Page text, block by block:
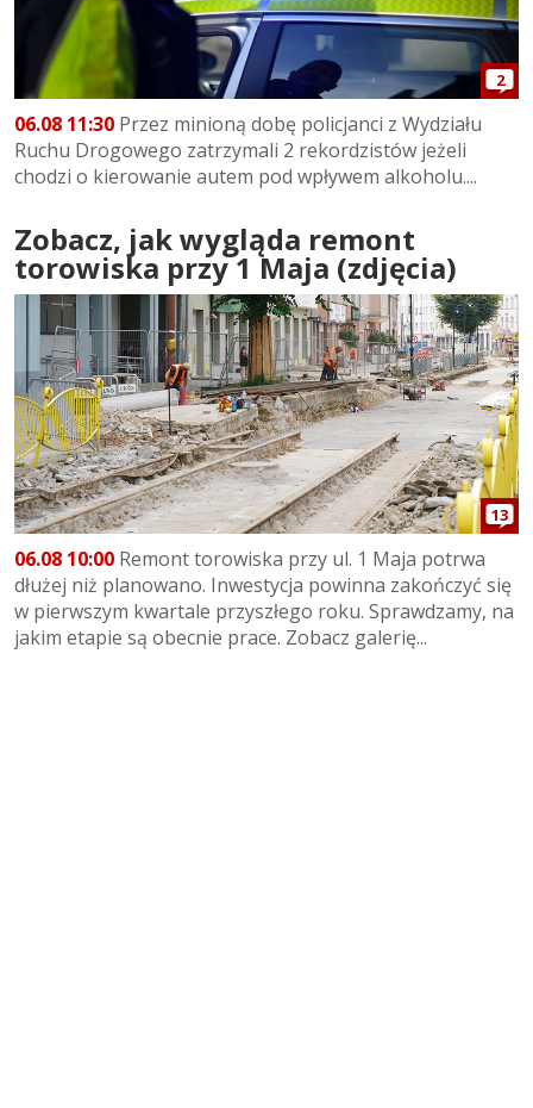
2
06.08 11:30 Przez minioną dobę policjanci z Wydziału
Ruchu Drogowego zatrzymali 2 rekordzistów jeżeli
chodzi o kierowanie autem pod wpływem alkoholu....
Zobacz, jak wygląda remont
torowiska przy 1 Maja (zdjęcia)
13
06.08 10:00 Remont torowiska przy ul. 1 Maja potrwa
dłużej niż planowano. Inwestycja powinna zakończyć się
w pierwszym kwartale przyszłego roku. Sprawdzamy, na
jakim etapie są obecnie prace. Zobacz galerię...